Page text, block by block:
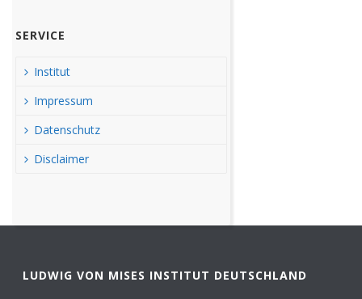
SERVICE
Institut
Impressum
Datenschutz
Disclaimer
LUDWIG VON MISES INSTITUT DEUTSCHLAND